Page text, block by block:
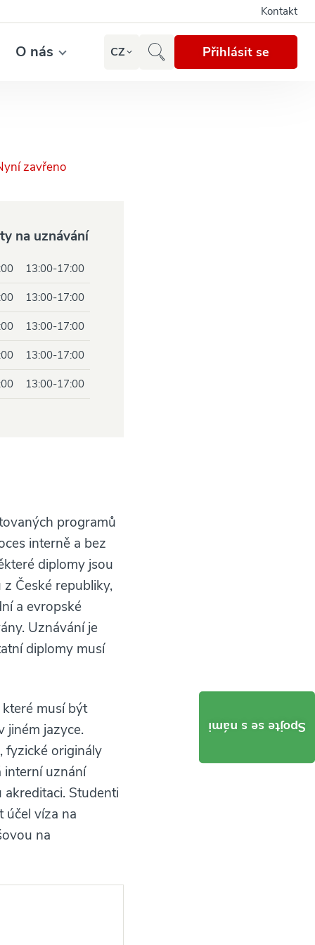
O nás CZ Přihlásit se
Kontakt
zavřeno
na uznávání
13:00-17:00
13:00-17:00
13:00-17:00
13:00-17:00
13:00-17:00
programů
interně a bez
diplomy jsou
České republiky,
a evropské
Uznávání je
diplomy musí
musí být
jiném jazyce.
fyzické originály
interní uznání
Studenti
účel víza na
na
Spojte se s námi